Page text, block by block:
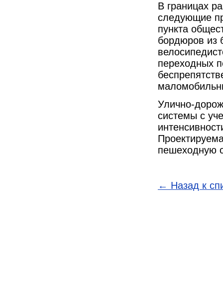
В границах
следующие
пункта
бордюров из
переходных
Улично-
системы с
пешеходную
← Назад к